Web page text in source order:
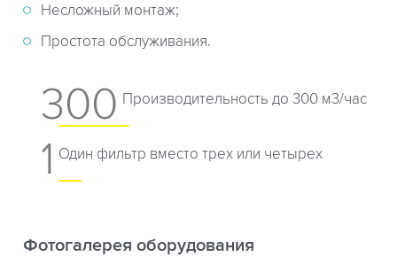
Несложный монтаж;
Простота обслуживания.
300 Производительность до 300 м3/час
1 Один фильтр вместо трех или четырех
Фотогалерея оборудования